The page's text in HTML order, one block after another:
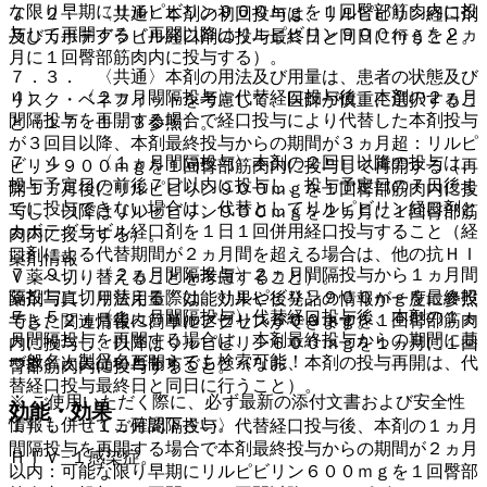
な限り早期にリルピビリン９００ｍｇを１回臀部筋肉内に投
与して再開する（再開以降はリルピビリン９００ｍｇを２ヵ
月に１回臀部筋肉内に投与する）。
４）． 〈２ヵ月間隔投与〉代替経口投与後、本剤の２ヵ月
間隔投与を再開する場合で経口投与により代替した本剤投与
が３回目以降、本剤最終投与からの期間が３ヵ月超：リルピ
ビリン９００ｍｇを１回臀部筋肉内に投与して再開する（再
開１ヵ月後にリルピビリン９００ｍｇを１回臀部筋肉内に投
与し、以降はリルピビリン９００ｍｇを２ヵ月に１回臀部筋
肉内に投与する）。
７．９． 〈２ヵ月間隔投与〉２ヵ月間隔投与から１ヵ月間
隔投与に切り替える際は、リルピビリン９００ｍｇを最終投
与した２ヵ月後に、リルピビリン６００ｍｇを１回臀部筋肉
内に投与し、以降はリルピビリン６００ｍｇを１ヵ月に１回
臀部筋肉内に投与すること。
効能・効果
ＨＩＶ−１感染症。
７．２． 〈共通〉本剤の初回投与は、リルピビリン経口剤
及びカボテグラビル経口剤の投与最終日と同日に行うこと。
７．３． 〈共通〉本剤の用法及び用量は、患者の状態及び
リスク・ベネフィットを考慮して、医師が慎重に選択するこ
と〔１７．１．３参照〕。
７．４． 〈１ヵ月間隔投与〉本剤の２回目以降の投与は、
投与予定日の前後７日以内に投与し、投与予定日の７日後ま
でに投与できない場合は、代替としてリルピビリン経口剤と
カボテグラビル経口剤を１日１回併用経口投与すること（経
口剤による代替期間が２ヵ月間を超える場合は、他の抗ＨＩ
Ｖ薬へ切り替えることを考慮すること）。
７．５． 〈１ヵ月間隔投与〉代替経口投与後、本剤の１ヵ
月間隔投与を再開する場合は、本剤最終投与からの期間に基
づき、次に従い再開すること（なお、本剤の投与再開は、代
替経口投与最終日と同日に行うこと）。
１）． 〈１ヵ月間隔投与〉代替経口投与後、本剤の１ヵ月
間隔投与を再開する場合で本剤最終投与からの期間が２ヵ月
以内：可能な限り早期にリルピビリン６００ｍｇを１回臀部
薬剤情報
薬剤写真、用法用量、効能効果や後発品の情報が一度に参照
でき、関連情報へ簡単にアクセスができます。
一般名、製品名どちらでも検索可能！
※ ご使用いただく際に、必ず最新の添付文書および安全性
情報も併せてご確認下さい。